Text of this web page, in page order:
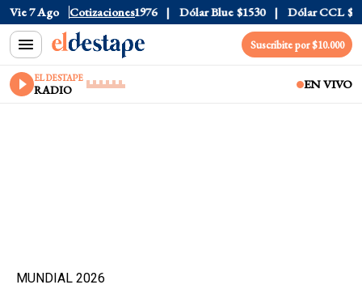
Vie 7 Ago Cotizaciones
Dólar Tarjeta $1976 Dólar Blue $1530 Dólar CCL
Suscribite por $10.000
EL DESTAPE
RADIO EN VIVO
MUNDIAL 2026